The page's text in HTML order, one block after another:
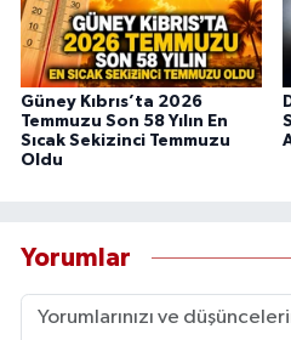
Güney Kıbrıs’ta 2026
Temmuzu Son 58 Yılın En
Sıcak Sekizinci Temmuzu
Oldu
Yorumlar